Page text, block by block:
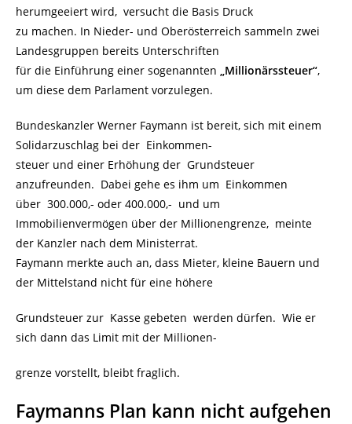
herumgeeiert wird, versucht die Basis Druck
zu machen. In Nieder- und Oberösterreich sammeln zwei
Landesgruppen bereits Unterschriften
für die Einführung einer sogenannten
„Millionärssteuer“,
um diese dem Parlament vorzulegen.
Bundeskanzler Werner Faymann ist bereit, sich mit einem
Solidarzuschlag bei der Einkommen-
steuer und einer Erhöhung der Grundsteuer
anzufreunden. Dabei gehe es ihm um Einkommen
über 300.000,- oder 400.000,- und um
Immobilienvermögen über der Millionengrenze, meinte
der Kanzler nach dem Ministerrat.
Faymann merkte auch an, dass Mieter, kleine Bauern und
der Mittelstand nicht für eine höhere
Grundsteuer zur Kasse gebeten werden dürfen. Wie er
sich dann das Limit mit der Millionen-
grenze vorstellt, bleibt fraglich.
Faymanns Plan kann nicht aufgehen